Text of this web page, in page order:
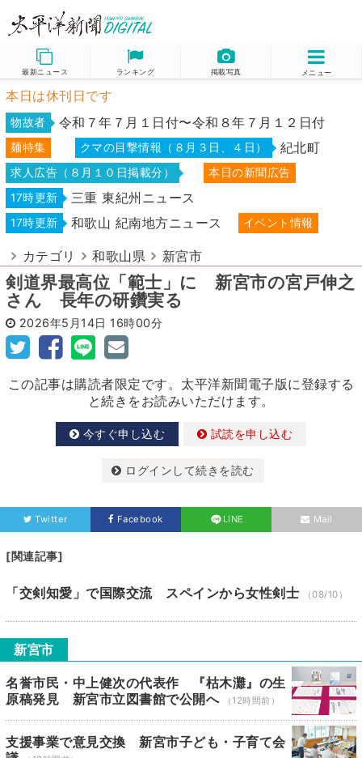
最新ニュース ランキング 掲載写真 メニュー
本日は休刊日です
物故者 令和７年７月１日付〜令和８年７月１２日付
麺特集 クマの目撃情報（８月３日、４日） 紀北町
求人広告（８月１０日掲載分）
本日の新聞広告
17時更新
三重 東紀州ニュース
17時更新 和歌山 紀南地方ニュース イベント情報
カテゴリ 和歌山県 新宮市
剣道界最高位「範士」に 新宮市の宮戸伸之
さん 長年の研鑽実る
2026年5月14日 16時00分
この記事は購読者限定です。太平洋新聞電子版に登録する
と続きをお読みいただけます。
今すぐ申し込む 試読を申し込む
ログインして続きを読む
Twitter Facebook LINE Mail
[関連記事]
「交剣知愛」で国際交流 スペインから女性剣士 （08/10）
新宮市
名誉市民・中上健次の代表作 『枯木灘』の生
原稿発見 新宮市立図書館で公開へ
（12時間前）
支援事業で意見交換 新宮市子ども・子育て会